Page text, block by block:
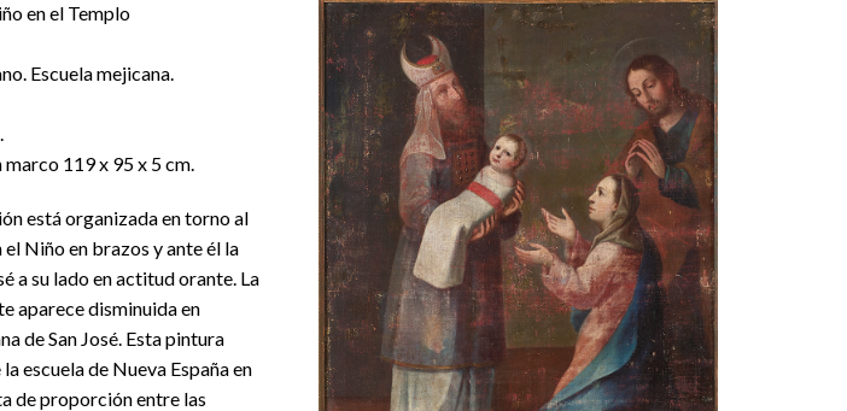
en el Templo
Escuela mejicana.
marco 119 x 95 x 5 cm.
está organizada en torno al
Niño en brazos y ante él la
a su lado en actitud orante. La
aparece disminuida en
de San José. Esta pintura
escuela de Nueva España en
de proporción entre las